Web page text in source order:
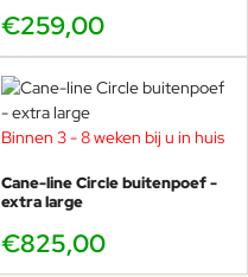
€259,00
Binnen 3 - 8 weken bij u in huis
Cane-line Circle buitenpoef -
extra large
€825,00